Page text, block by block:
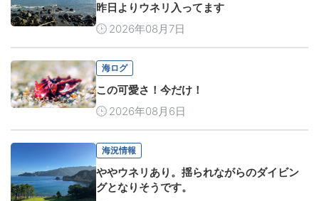
昨日よりウネリ入ってます
2026年08月7日
海ログ
この可愛さ！今だけ！
2026年08月6日
海況情報
ややウネリあり。揺られながらのダイビン
グとなりそうです。